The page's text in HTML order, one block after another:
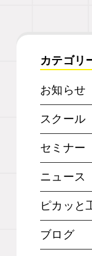
カテゴリ
お知らせ
スクール
セミナー
ニュース
ピカッと
ブログ